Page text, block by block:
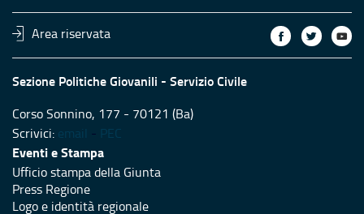
Area riservata
Sezione Politiche Giovanili - Servizio Civile
Corso Sonnino, 177 - 70121 (Ba)
Scrivici: email - PEC
Eventi e Stampa
Ufficio stampa della Giunta
Press Regione
Logo e identità regionale